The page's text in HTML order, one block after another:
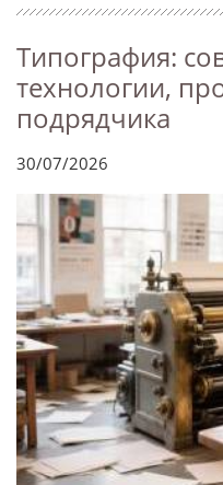
Типография:
технологии,
подрядчика
30/07/2026